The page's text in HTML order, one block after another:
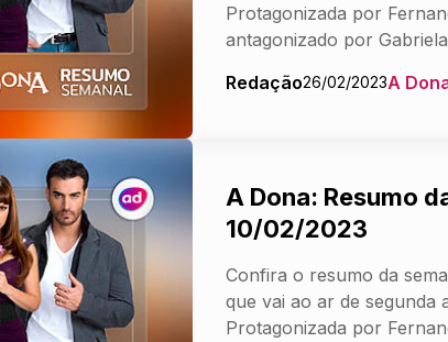
Protagonizada por
antagonizado por
Redação26/02/2023A
A Dona: Resumo
10/02/2023
Confira o resumo da
que vai ao ar de segunda
Protagonizada por